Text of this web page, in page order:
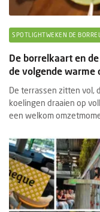
SPOTLIGHTWEKEN DE
De borrelkaart en
de volgende warme
De terrassen zitten vol,
koelingen draaien op
een welkom